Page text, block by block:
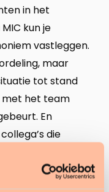
in het
kun je
vastleggen.
maar
tot stand
met het team
En
die
omgeving een